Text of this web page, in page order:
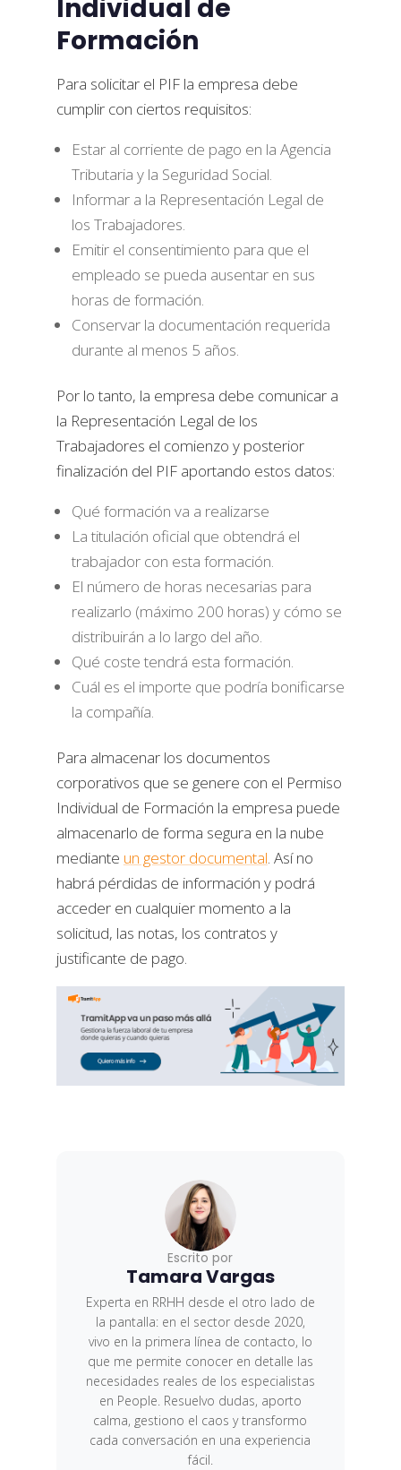
Individual de
Formación
Para solicitar el PIF la empresa debe
cumplir con ciertos requisitos:
Estar al corriente de pago en la Agencia
Tributaria y la Seguridad Social.
Informar a la Representación Legal de
los Trabajadores.
Emitir el consentimiento para que el
empleado se pueda ausentar en sus
horas de formación.
Conservar la documentación requerida
durante al menos 5 años.
Por lo tanto, la empresa debe comunicar a
la Representación Legal de los
Trabajadores el comienzo y posterior
finalización del PIF aportando estos datos:
Qué formación va a realizarse
La titulación oficial que obtendrá el
trabajador con esta formación.
El número de horas necesarias para
realizarlo (máximo 200 horas) y cómo se
distribuirán a lo largo del año.
Qué coste tendrá esta formación.
Cuál es el importe que podría bonificarse
la compañía.
Para almacenar los documentos
corporativos que se genere con el Permiso
Individual de Formación la empresa puede
almacenarlo de forma segura en la nube
mediante un gestor documental. Así no
habrá pérdidas de información y podrá
acceder en cualquier momento a la
solicitud, las notas, los contratos y
justificante de pago.
Escrito por
Tamara Vargas
Experta en RRHH desde el otro lado de
la pantalla: en el sector desde 2020,
vivo en la primera línea de contacto, lo
que me permite conocer en detalle las
necesidades reales de los especialistas
en People. Resuelvo dudas, aporto
calma, gestiono el caos y transformo
cada conversación en una experiencia
fácil.